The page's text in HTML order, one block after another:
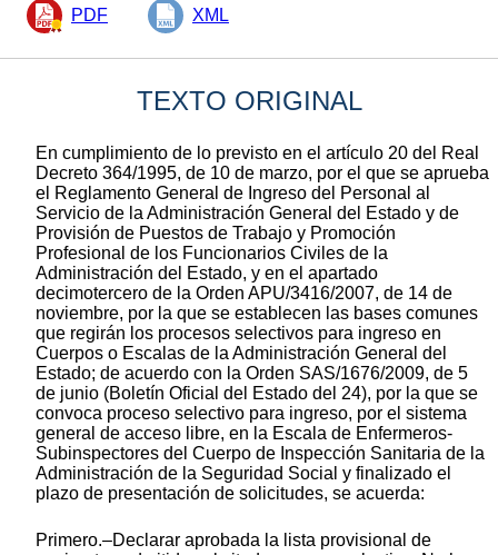
PDF XML
TEXTO ORIGINAL
En cumplimiento de lo previsto en el artículo 20 del Real
Decreto 364/1995, de 10 de marzo, por el que se aprueba
el Reglamento General de Ingreso del Personal al
Servicio de la Administración General del Estado y de
Provisión de Puestos de Trabajo y Promoción
Profesional de los Funcionarios Civiles de la
Administración del Estado, y en el apartado
decimotercero de la Orden APU/3416/2007, de 14 de
noviembre, por la que se establecen las bases comunes
que regirán los procesos selectivos para ingreso en
Cuerpos o Escalas de la Administración General del
Estado; de acuerdo con la Orden SAS/1676/2009, de 5
de junio (Boletín Oficial del Estado del 24), por la que se
convoca proceso selectivo para ingreso, por el sistema
general de acceso libre, en la Escala de Enfermeros-
Subinspectores del Cuerpo de Inspección Sanitaria de la
Administración de la Seguridad Social y finalizado el
plazo de presentación de solicitudes, se acuerda:
Primero.–Declarar aprobada la lista provisional de